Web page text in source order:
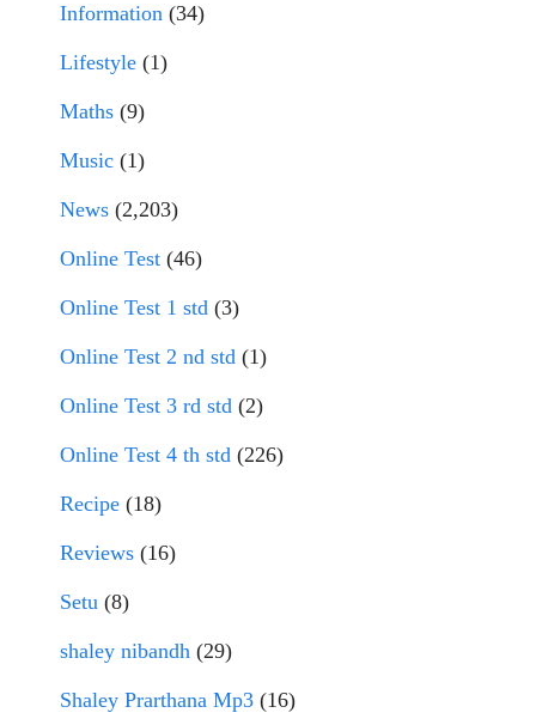
Information (34)
Lifestyle (1)
Maths (9)
Music (1)
News (2,203)
Online Test (46)
Online Test 1 std (3)
Online Test 2 nd std (1)
Online Test 3 rd std (2)
Online Test 4 th std (226)
Recipe (18)
Reviews (16)
Setu (8)
shaley nibandh (29)
Shaley Prarthana Mp3 (16)